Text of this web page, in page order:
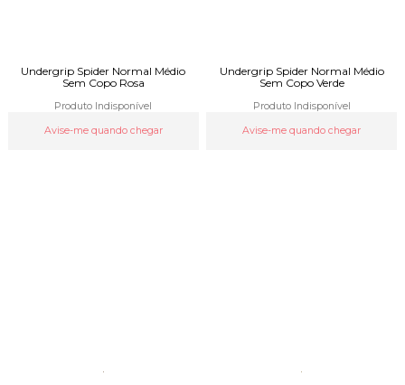
Undergrip Spider Normal Médio
Sem Copo Rosa
Produto Indisponível
Avise-me quando chegar
Undergrip Spider Normal Médio
Sem Copo Verde
Produto Indisponível
Avise-me quando chegar